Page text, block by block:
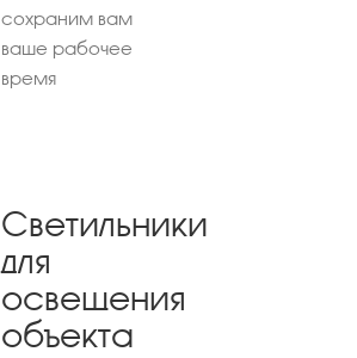
сохраним вам
ваше рабочее
время
Светильники
для
освещения
объекта